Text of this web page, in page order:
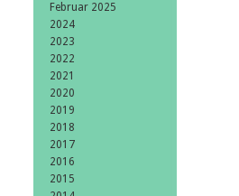
Februar 2025
2024
2023
2022
2021
2020
2019
2018
2017
2016
2015